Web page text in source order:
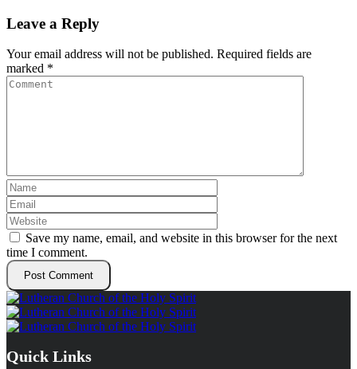
Leave a Reply
Your email address will not be published. Required fields are
marked *
Save my name, email, and website in this browser for the next
time I comment.
Quick Links